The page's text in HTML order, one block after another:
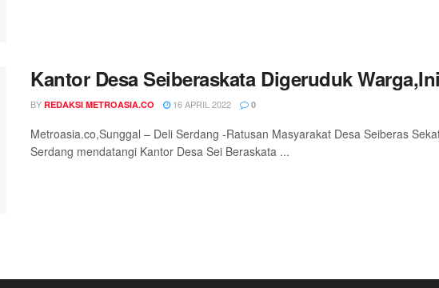
Kantor Desa Seiberaskata Digeruduk
BY REDAKSI METROASIA.CO 16 APRIL 2022 0
Metroasia.co,Sunggal – Deli Serdang -Ratusan Masyarakat Desa Seiberas
Serdang mendatangi Kantor Desa Sei Beraskata ...